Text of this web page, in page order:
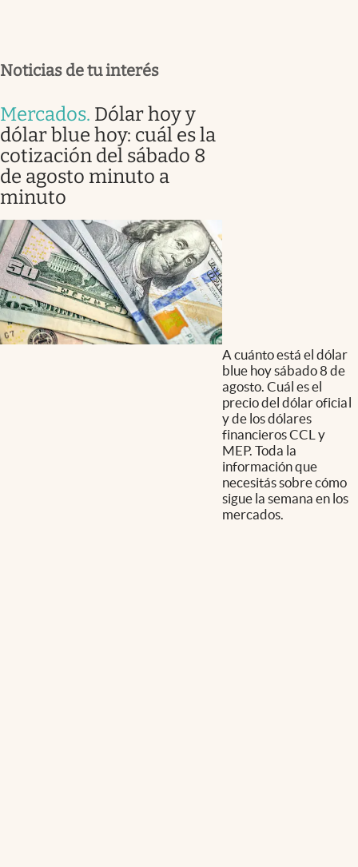
Noticias de tu interés
Mercados. Dólar hoy y
dólar blue hoy: cuál es la
cotización del sábado 8
de agosto minuto a
minuto
A cuánto está el dólar
blue hoy sábado 8 de
agosto. Cuál es el
precio del dólar oficial
y de los dólares
financieros CCL y
MEP. Toda la
información que
necesitás sobre cómo
sigue la semana en los
mercados.